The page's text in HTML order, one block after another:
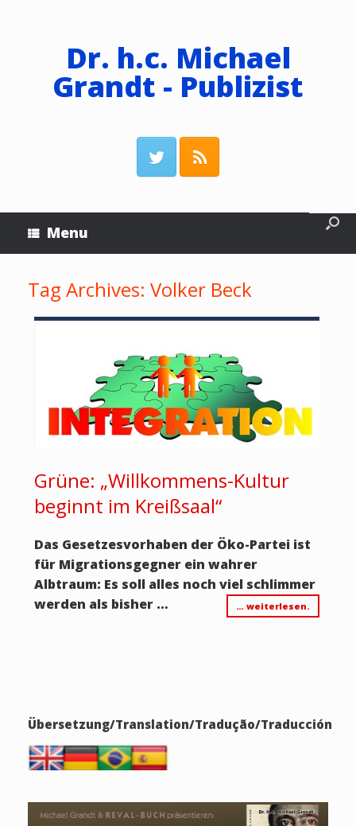
Dr. h.c. Michael
Grandt - Publizist
Menu
Tag Archives: Volker Beck
Grüne: „Willkommens-Kultur
beginnt im Kreißsaal“
Das Gesetzesvorhaben der Öko-Partei ist
für Migrationsgegner ein wahrer
Albtraum: Es soll alles noch viel schlimmer
werden als bisher …
… weiterlesen.
Übersetzung/Translation/Tradução/Traducción